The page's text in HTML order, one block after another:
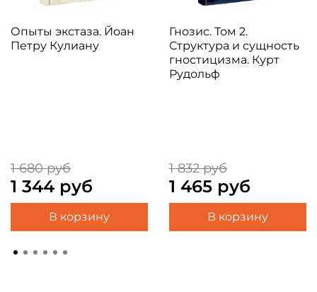
книги.... или нет?...) Однозначно рекомендую к
прочтению ! И обязательно буду читать
остальные произведения Юлии!
Опыты экстаза. Йоан
Петру Кулиану
1 680 руб
1 344 руб
В корзину
Гнозис. Том 2.
Структура и сущность
гностицизма. Курт
Рудольф
1 832 руб
1 465 руб
В корзину